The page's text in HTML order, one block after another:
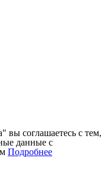
вы соглашаетесь с тем,
данные с
Подробнее